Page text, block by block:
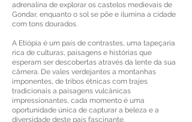
adrenalina de explorar os castelos medievais de
Gondar, enquanto o sol se põe e ilumina a cidade
com tons dourados.
A Etiópia é um país de contrastes, uma tapeçaria
rica de culturas, paisagens e histórias que
esperam ser descobertas através da lente da sua
câmera. De vales verdejantes a montanhas
imponentes, de tribos étnicas com trajes
tradicionais a paisagens vulcânicas
impressionantes, cada momento é uma
oportunidade única de capturar a beleza e a
diversidade deste país fascinante.